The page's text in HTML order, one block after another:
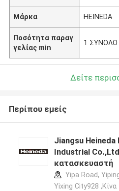
Μάρκα HEINEDA
Ποσότητα παραγ
γελίας min
1 ΣΥΝΟΛΟ
Δείτε
Περίπου εμείς
Jiangsu Heineda
Industrial
κατασκευαστή
Yipa Road,
Yixing City928 ,Κίνα